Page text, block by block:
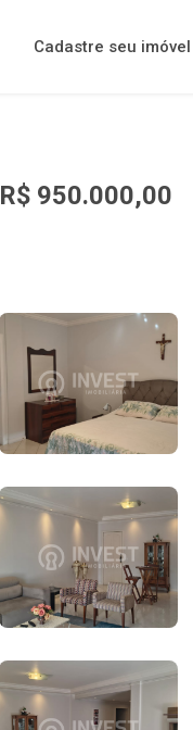
Cadastre seu imóvel
R$ 950.000,00